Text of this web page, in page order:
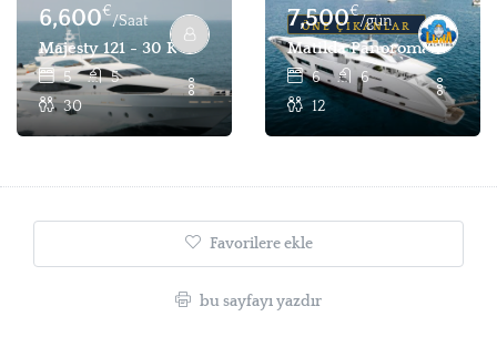
6,600€
/Saat
Majesty 121 - 30 Kişilik Saatlik Ve Günlük Yat Kiralama -
5
5
30
ÖNE ÇIKANLAR
7,500€
/gün
Matilda Panoroma -
6
6
12
Favorilere ekle
bu sayfayı yazdır